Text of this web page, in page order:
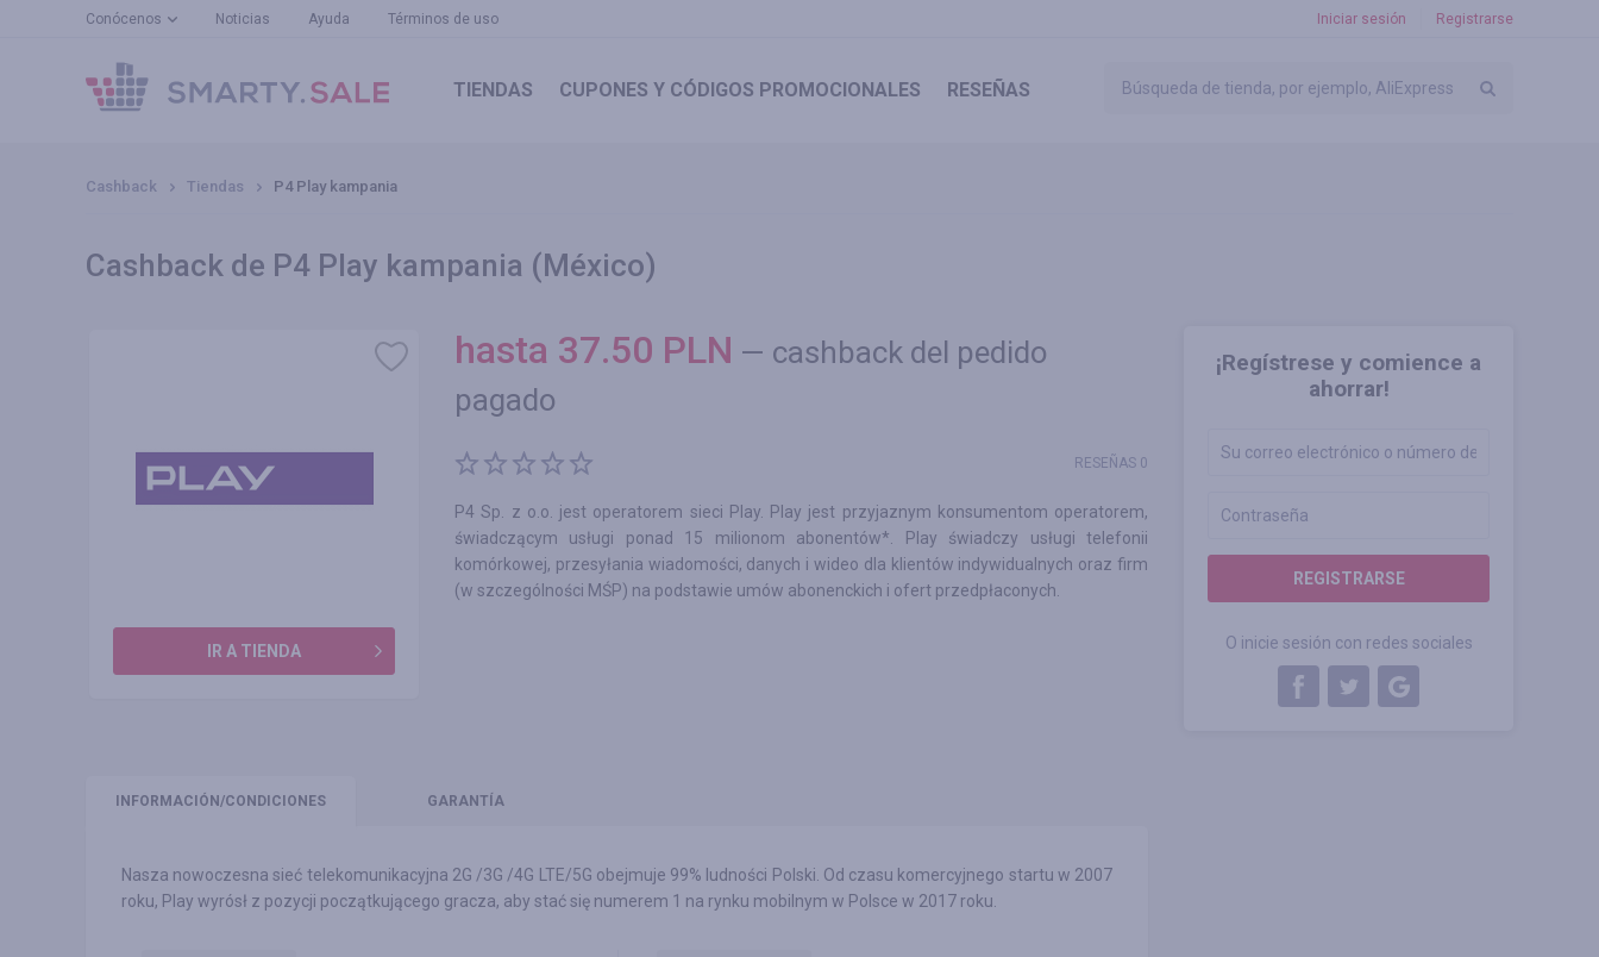
Conócenos Noticias Ayuda Términos de uso Iniciar sesión Registrarse
TIENDAS CUPONES Y CÓDIGOS PROMOCIONALES RESEÑAS
Cashback Tiendas P4 Play kampania
Cashback de P4 Play kampania (México)
¡Regístrese y comience a
ahorrar!
REGISTRARSE
O inicie sesión con redes sociales
IR A TIENDA
hasta 37.50 PLN — cashback del pedido
pagado
RESEÑAS 0
P4 Sp. z o.o. jest operatorem sieci Play. Play jest przyjaznym konsumentom operatorem,
świadczącym usługi ponad 15 milionom abonentów*. Play świadczy usługi telefonii
komórkowej, przesyłania wiadomości, danych i wideo dla klientów indywidualnych oraz firm
(w szczególności MŚP) na podstawie umów abonenckich i ofert przedpłaconych.
INFORMACIÓN /CONDICIONES GARANTÍA
Nasza nowoczesna sieć telekomunikacyjna 2G /3G /4G LTE/5G obejmuje 99% ludności Polski. Od czasu komercyjnego startu w 2007
roku, Play wyrósł z pozycji początkującego gracza, aby stać się numerem 1 na rynku mobilnym w Polsce w 2017 roku.